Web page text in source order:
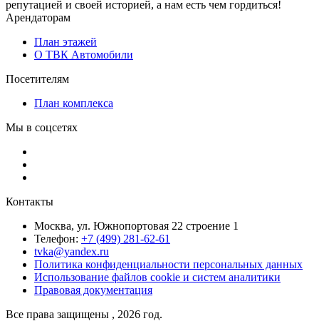
репутацией и своей историей, а нам есть чем гордиться!
Арендаторам
План этажей
О ТВК Автомобили
Посетителям
План комплекса
Мы в соцсетях
Контакты
Москва, ул. Южнопортовая 22 строение 1
Телефон: +7 (499) 281-62-61
tvka@yandex.ru
Политика конфиденциальности персональных данных
Использование файлов cookie и систем аналитики
Правовая документация
Все права защищены , 2026 год.